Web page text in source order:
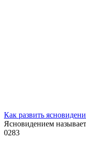
Как развить
Ясновидением
0283